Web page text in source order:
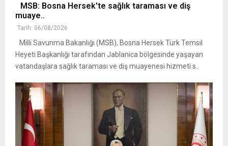
MSB: Bosna Hersek'te sağlık taraması ve diş
muaye..
Tarih: 06/08/2026
Milli Savunma Bakanlığı (MSB), Bosna Hersek Türk Temsil
Heyeti Başkanlığı tarafından Jablanica bölgesinde yaşayan
vatandaşlara sağlık taraması ve diş muayenesi hizmeti s..